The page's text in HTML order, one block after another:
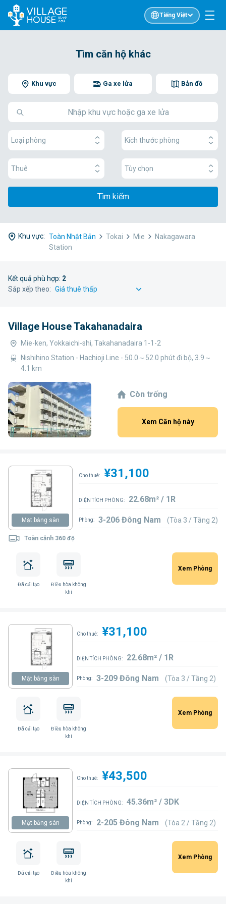
Tiếng Việt
Tìm căn hộ khác
Khu vực Bản đồ
Ga xe lửa
Loại phòng Kích thước phòng
Thuê Tùy chọn
Tìm kiếm
Khu vực: Toàn Nhật Bản Tokai Mie
Nakagawara
Station
Kết quả phù hợp: 2
Sắp xếp theo:
Village House Takahanadaira
Mie-ken, Yokkaichi-shi, Takahanadaira 1-1-2
Nishihino Station - Hachioji Line - 50.0～52.0 phút đi bộ, 3.9～
4.1 km
Còn trống
Xem Căn hộ này
Mặt bằng sàn
Toàn cảnh 360 độ
Cho thuê: ¥31,100
DIỆN TÍCH PHÒNG: 22.68m² / 1R
Phòng: 3-206 Đông Nam (Tòa 3 / Tầng 2)
Đã cải tạo
Điều hòa không
khí
Xem Phòng
Mặt bằng sàn
Cho thuê: ¥31,100
DIỆN TÍCH PHÒNG: 22.68m² / 1R
Phòng: 3-209 Đông Nam (Tòa 3 / Tầng 2)
Đã cải tạo
Điều hòa không
khí
Xem Phòng
Mặt bằng sàn
Cho thuê: ¥43,500
DIỆN TÍCH PHÒNG: 45.36m² / 3DK
Phòng: 2-205 Đông Nam (Tòa 2 / Tầng 2)
Đã cải tạo
Điều hòa không
khí
Xem Phòng